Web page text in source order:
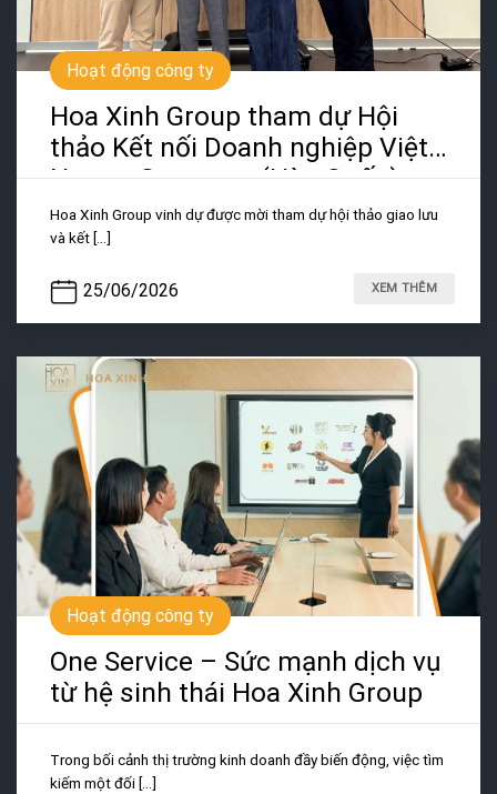
Hoạt động công ty
Hoa Xinh Group tham dự Hội
thảo Kết nối Doanh nghiệp Việt
Nam – Gangwon (Hàn Quốc)
25/06/2026
Hoa Xinh Group vinh dự được mời tham dự hội thảo giao lưu
và kết [...]
XEM THÊM
Hoạt động công ty
One Service – Sức mạnh dịch vụ
từ hệ sinh thái Hoa Xinh Group
Trong bối cảnh thị trường kinh doanh đầy biến động, việc tìm
kiếm một đối [...]